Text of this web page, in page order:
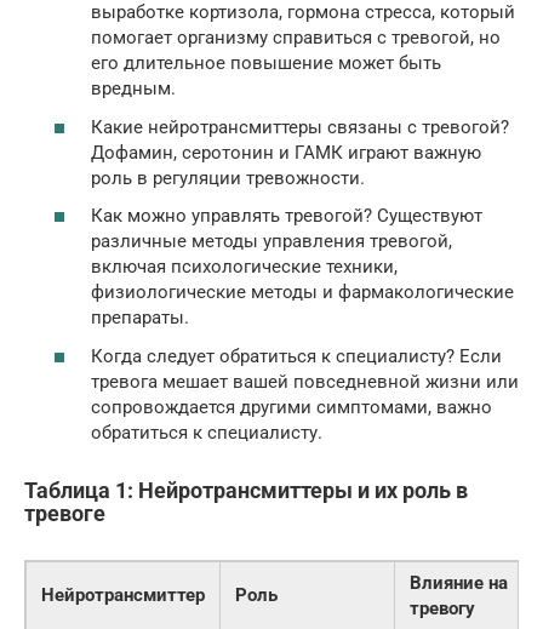
выработке кортизола, гормона стресса, который
помогает организму справиться с тревогой, но
его длительное повышение может быть
вредным.
Какие нейротрансмиттеры связаны с тревогой?
Дофамин, серотонин и ГАМК играют важную
роль в регуляции тревожности.
Как можно управлять тревогой? Существуют
различные методы управления тревогой,
включая психологические техники,
физиологические методы и фармакологические
препараты.
Когда следует обратиться к специалисту? Если
тревога мешает вашей повседневной жизни или
сопровождается другими симптомами, важно
обратиться к специалисту.
Таблица 1: Нейротрансмиттеры и их роль в
тревоге
Нейротрансмиттер Роль
Влияние на
тревогу